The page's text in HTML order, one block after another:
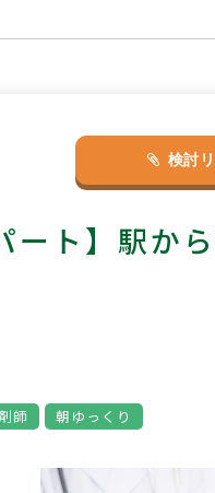
検討
ート】駅か
師 朝ゆっくり